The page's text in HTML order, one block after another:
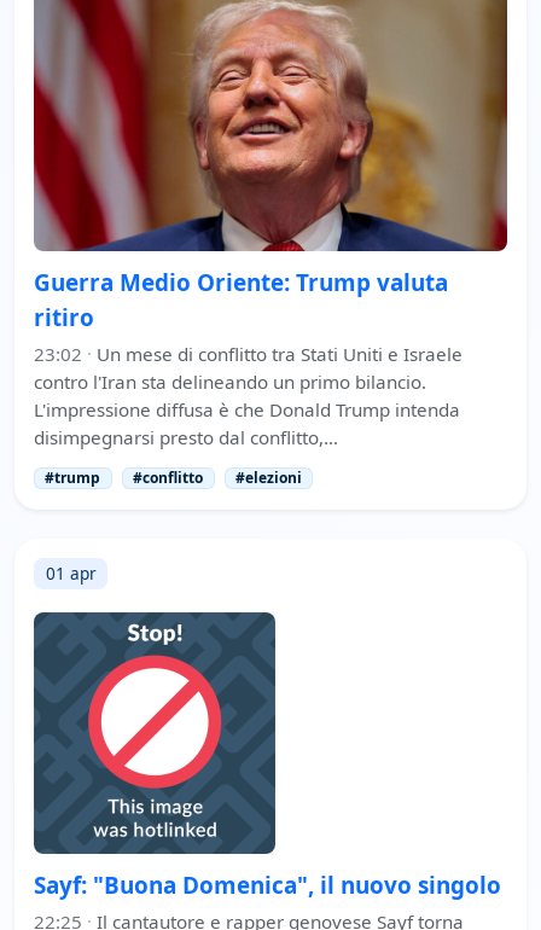
Guerra Medio Oriente: Trump valuta
ritiro
23:02 · Un mese di conflitto tra Stati Uniti e Israele
contro l'Iran sta delineando un primo bilancio.
L'impressione diffusa è che Donald Trump intenda
disimpegnarsi presto dal conflitto,…
#trump #conflitto #elezioni
01 apr
Sayf: "Buona Domenica", il nuovo singolo
22:25 · Il cantautore e rapper genovese Sayf torna